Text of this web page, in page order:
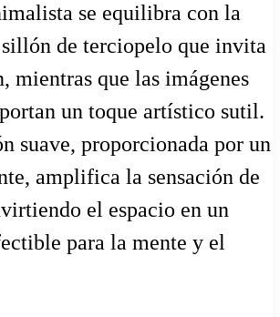
se equilibra con la
de terciopelo que invita
mientras que las imágenes
un toque artístico sutil.
suave, proporcionada por un
amplifica la sensación de
el espacio en un
para la mente y el